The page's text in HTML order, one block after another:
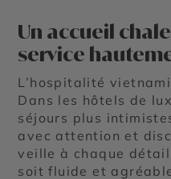
Un accueil
service
L’hospitalité
Dans les hôtels de
séjours plus
avec attention et
veille à chaque
soit fluide et